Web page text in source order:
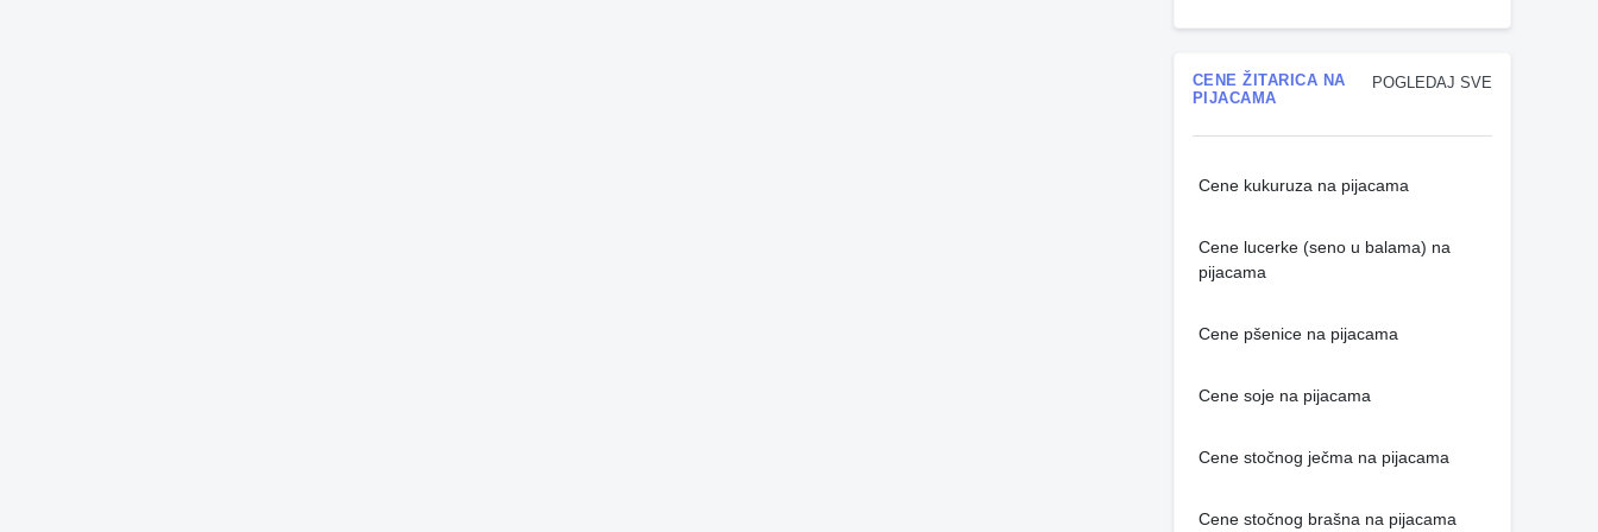
POGLEDAJ SVE
CENE ŽITARICA NA
PIJACAMA
Cene kukuruza na pijacama
Cene lucerke (seno u balama) na
pijacama
Cene pšenice na pijacama
Cene soje na pijacama
Cene stočnog ječma na pijacama
Cene stočnog brašna na pijacama